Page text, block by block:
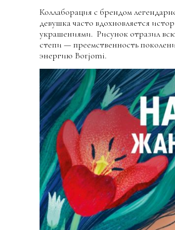
Коллаборация с брендом
девушка часто вдохновляется
украшениями. Рисунок отразил
степи — преемственность
энергию Borjomi.